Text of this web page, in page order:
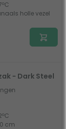
holle vezel
- Dark Steel
cm